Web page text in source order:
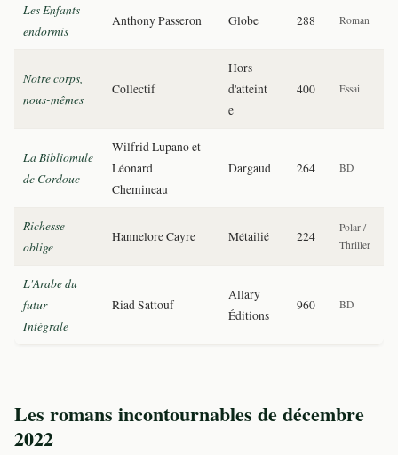
Les Enfants
endormis
Anthony Passeron Globe 288 Roman
Notre corps,
nous-mêmes
Collectif
Hors
d'atteint
e
400 Essai
La Bibliomule
de Cordoue
Wilfrid Lupano et
Léonard
Chemineau
Dargaud 264 BD
Richesse
oblige
Hannelore Cayre Métailié 224
Polar /
Thriller
L'Arabe du
futur —
Intégrale
Riad Sattouf
Allary
Éditions
960 BD
Les romans incontournables de décembre
2022